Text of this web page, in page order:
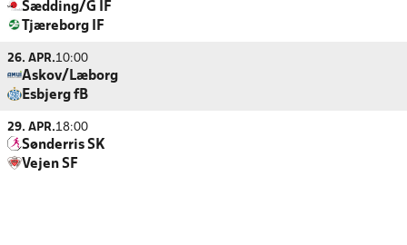
Sædding/G IF
Tjæreborg IF
26. APR.10:00
Askov/Læborg
Esbjerg fB
29. APR.18:00
Sønderris SK
Vejen SF